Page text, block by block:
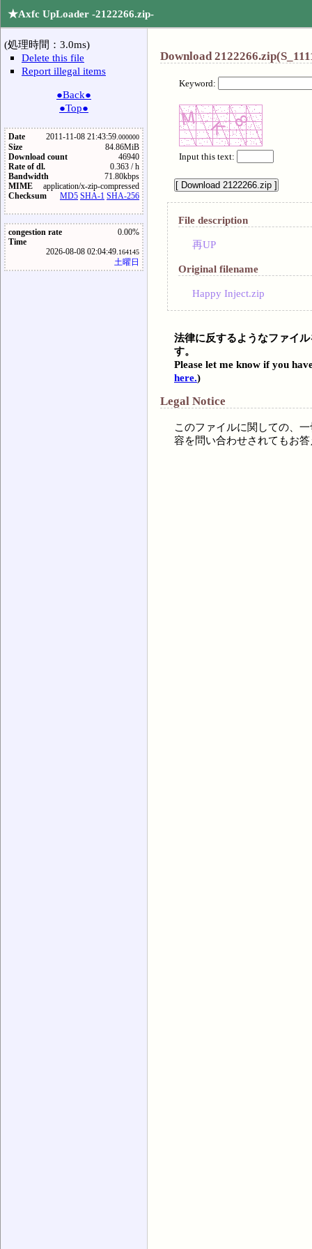
★Axfc UpLoader -2122266.zip-
(処理時間：3.0ms)
Delete this file
Report illegal items
●Back●
●Top●
Date 2011-11-08 21:43:59.000000
Size
84.86MiB
Download count
46940
Rate of dl.
0.363 / h
Bandwidth
71.80kbps
MIME
application/x-zip-compressed
Checksum
MD5 SHA-1 SHA-256
congestion rate
0.00%
Time
2026-08-08 02:04:49.164145
土曜日
Download
Keyword:
Input this text:
File description
再UP
Original filename
Happy Inject.zip
法律に反するようなファイ
す。
Please let me know if you
here.)
Legal Notice
このファイルに関しての、
容を問い合わせされてもお